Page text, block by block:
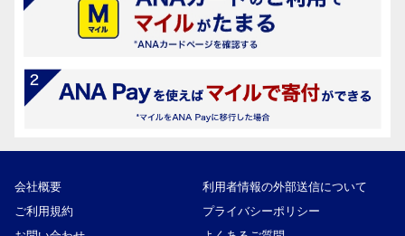
会社概要
利用者情報の外部送信について
ご利用規約
プライバシーポリシー